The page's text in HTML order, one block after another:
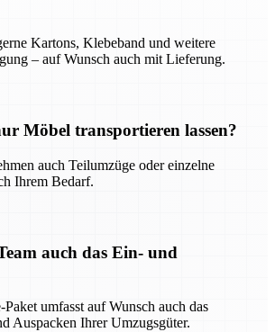
Kartons, Klebeband und weitere
– auf Wunsch auch mit Lieferung.
Möbel transportieren lassen?
auch Teilumzüge oder einzelne
Ihrem Bedarf.
auch das Ein- und
umfasst auf Wunsch auch das
Auspacken Ihrer Umzugsgüter.